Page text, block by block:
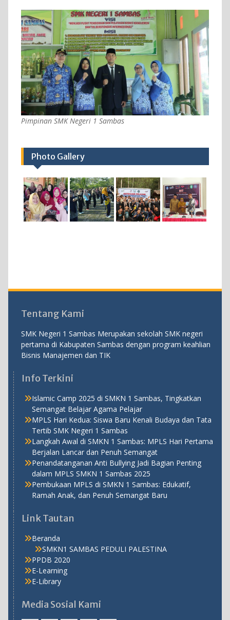
Pimpinan SMK Negeri 1 Sambas
Photo Gallery
Tentang Kami
SMK Negeri 1 Sambas Merupakan sekolah SMK negeri
pertama di Kabupaten Sambas dengan program keahlian
Bisnis Manajemen dan TIK
Info Terkini
Islamic Camp 2025 di SMKN 1 Sambas, Tingkatkan
Semangat Belajar Agama Pelajar
MPLS Hari Kedua: Siswa Baru Kenali Budaya dan Tata
Tertib SMK Negeri 1 Sambas
Langkah Awal di SMKN 1 Sambas: MPLS Hari Pertama
Berjalan Lancar dan Penuh Semangat
Penandatanganan Anti Bullying Jadi Bagian Penting
dalam MPLS SMKN 1 Sambas 2025
Pembukaan MPLS di SMKN 1 Sambas: Edukatif,
Ramah Anak, dan Penuh Semangat Baru
Link Tautan
Beranda
SMKN1 SAMBAS PEDULI PALESTINA
PPDB 2020
E-Learning
E-Library
Media Sosial Kami